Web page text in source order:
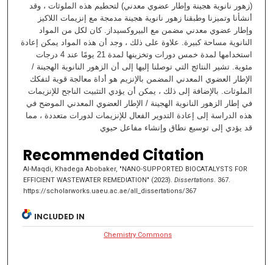
(زهور نانوية هجينة وإطار عضوي معدني) لتحطيم هذه الملوثات ، وقد
أنشأنا وتميزنا وطبقنا زهور نانوية هجينة مدمجة مع إنزيمات اللاكيز
وإطار عضوي معدني مضمن مع البيروكسيداز. كان لكل من المواد
النانوية مساحة كبيرة. علاوة على ذلك ، وجد أن هذه المواد يمكن إعادة
استخدامها لمدة خمس دورات وتخزينها لمدة 21 يومًا عند 4 درجات
مئوية. تشير النتائج التي توصلنا إليها إلى أن الزهور النانوية الهجينة /
الإطار العضوي المعدني المضمن بالإنزيم هو أداة معالجة قوية لتفكك
الملوثات. بالإضافة إلى ذلك ، يمكن أن يؤدي التثبيت الناجح للإنزيمات
في إطار الزهور النانوية الهجينة / الإطار العضوي المعدني الموضح في
هذه الدراسة إلى إعادة التدوير الفعال للإنزيمات لدورات متعددة ، مما
قد يؤدي إلى توسيع نطاق وإنشاء مفاعل حيوي
Recommended Citation
Al-Maqdi, Khadega Abobaker, "NANO-SUPPORTED BIOCATALYSTS FOR
EFFICIENT WASTEWATER REMEDIATION" (2023). Dissertations . 367.
https://scholarworks.uaeu.ac.ae/all_dissertations/367
INCLUDED IN
Chemistry Commons